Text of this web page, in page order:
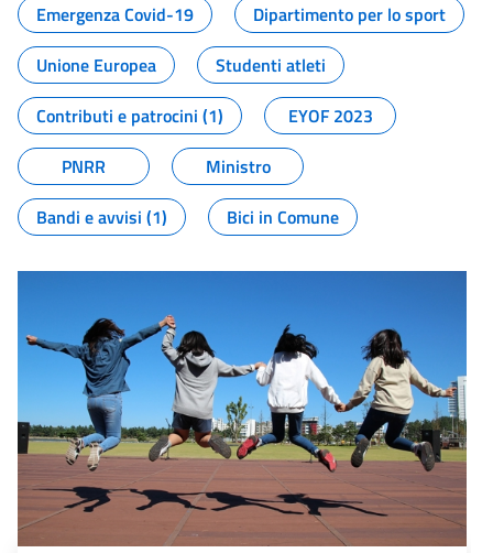
Emergenza Covid-19
Dipartimento per lo sport
Unione Europea
Studenti atleti
Contributi e patrocini (1)
EYOF 2023
PNRR
Ministro
Bandi e avvisi (1)
Bici in Comune